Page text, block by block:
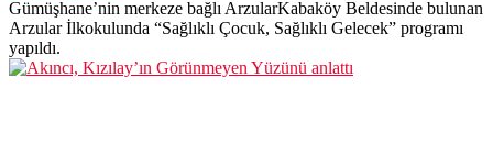
Gümüşhane’nin merkeze bağlı ArzularKabaköy Beldesinde bulunan
Arzular İlkokulunda “Sağlıklı Çocuk, Sağlıklı Gelecek” programı
yapıldı.